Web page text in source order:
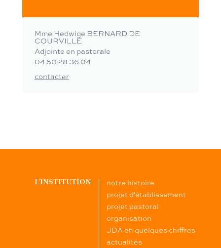
Mme Hedwige BERNARD DE
COURVILLE
Adjointe en pastorale
04 50 28 36 04
contacter
L’INSTITUTION
notre histoire
projet d'établissement
projet pastoral
organisation
JDA en quelques chiffres
actualités